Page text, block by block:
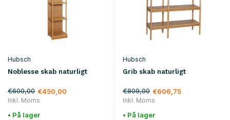
Hubsch
Noblesse skab naturligt
€600,00 €450,00
Inkl. Moms
• På lager
Hubsch
Grib skab naturligt
€809,00 €606,75
Inkl. Moms
• På lager